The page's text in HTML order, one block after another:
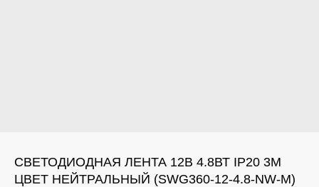
СВЕТОДИОДНАЯ ЛЕНТА 12В 4.8ВТ IP20 3M
ЦВЕТ НЕЙТРАЛЬНЫЙ (SWG360-12-4.8-NW-M)